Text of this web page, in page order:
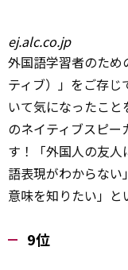
ej.alc.co.jp
外国語学習者のた
ティブ）」をご存
いて気になったこ
のネイティブスピー
す！「外国人の友
語表現がわからな
意味を知りたい」と
9位